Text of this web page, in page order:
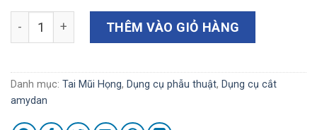
Kim amydan, thẳng (D82088) số lượng
THÊM VÀO GIỎ HÀNG
Danh mục: Tai Mũi Họng, Dụng cụ phẫu thuật, Dụng cụ cắt
amydan